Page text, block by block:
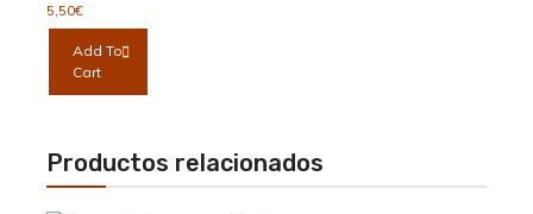
5,50€
Add To
Cart
Productos relacionados